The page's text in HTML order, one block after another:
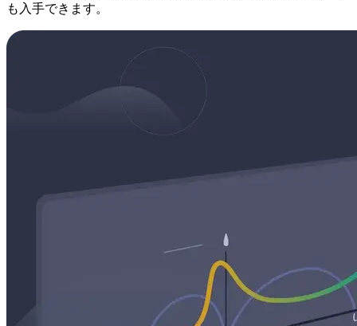
も入手できます。